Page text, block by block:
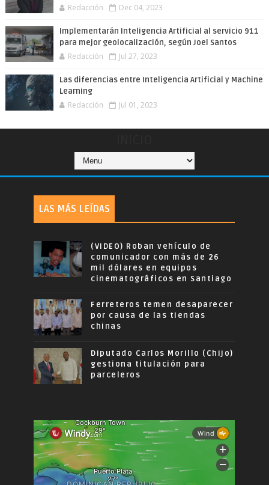
Redacción Dec 04, 2023
Implementarán Inteligencia Artificial al servicio 911
para mejor geolocalización, según Joel Santos
Redacción Jul 27, 2023
Las diferencias entre Inteligencia Artificial y Machine
Learning
Redacción Jul 01, 2023
LAS MÁS LEÍDAS
(VIDEO) Roban vehículo de
comunicador con más de 26
mil dólares en equipos
cinematográficos en Santiago
Ferreteros temen desaparecer
por causa de las tiendas
chinas
Diputado Carlos Morillo (Chijo)
gestiona titulación para
parceleros